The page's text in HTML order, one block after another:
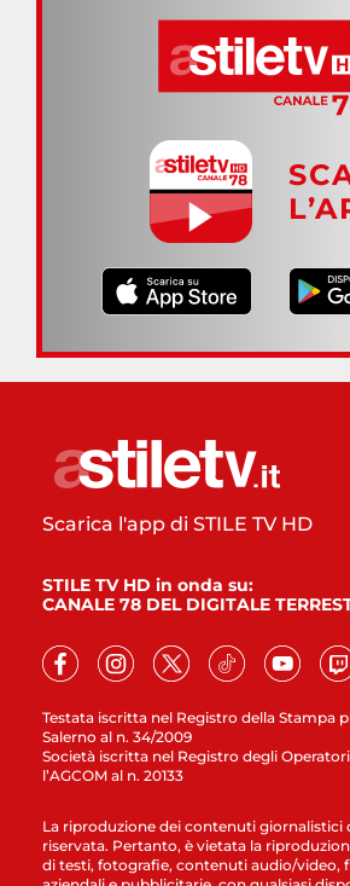
Testata iscritta nel Registro della Stampa
Salerno al n. 34/2009
Società iscritta nel Registro degli
l’AGCOM al n. 20133
Scarica l'app di STILE TV HD
STILE TV HD in onda su:
CANALE 78 DEL DIGITALE
La riproduzione dei contenuti giornalistici
riservata. Pertanto, è vietata la
di testi, fotografie, contenuti audio/video,